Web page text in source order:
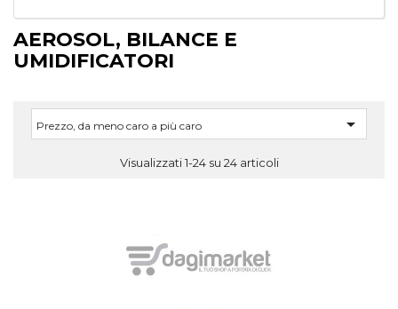
AEROSOL, BILANCE E
UMIDIFICATORI
Prezzo, da meno caro a più caro 
Visualizzati 1-24 su 24 articoli